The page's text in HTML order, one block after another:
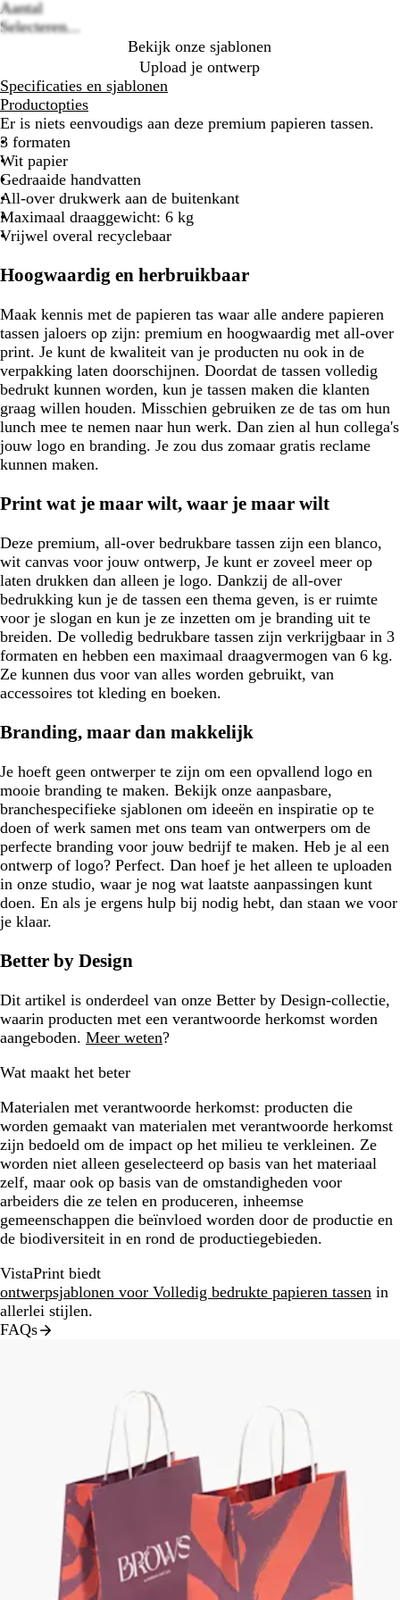
W
i
r
a
f
t
p
a
p
i
e
B
r
n
k
r
a
f
t
p
a
p
e
Aantal
Selecteren...
Bekijk onze sjablonen
Upload je ontwerp
Specificaties en sjablonen
Productopties
Er is niets eenvoudigs aan deze premium papieren tassen.
3 formaten
Wit papier
Gedraaide handvatten
All-over drukwerk aan de buitenkant
Maximaal draaggewicht: 6 kg
Vrijwel overal recyclebaar
Hoogwaardig en herbruikbaar
Maak kennis met de papieren tas waar alle andere papieren
tassen jaloers op zijn: premium en hoogwaardig met all-over
print. Je kunt de kwaliteit van je producten nu ook in de
verpakking laten doorschijnen. Doordat de tassen volledig
bedrukt kunnen worden, kun je tassen maken die klanten
graag willen houden. Misschien gebruiken ze de tas om hun
lunch mee te nemen naar hun werk. Dan zien al hun collega's
jouw logo en branding. Je zou dus zomaar gratis reclame
kunnen maken.
Print wat je maar wilt, waar je maar wilt
Deze premium, all-over bedrukbare tassen zijn een blanco,
wit canvas voor jouw ontwerp, Je kunt er zoveel meer op
laten drukken dan alleen je logo. Dankzij de all-over
bedrukking kun je de tassen een thema geven, is er ruimte
voor je slogan en kun je ze inzetten om je branding uit te
breiden. De volledig bedrukbare tassen zijn verkrijgbaar in 3
formaten en hebben een maximaal draagvermogen van 6 kg.
Ze kunnen dus voor van alles worden gebruikt, van
accessoires tot kleding en boeken.
Branding, maar dan makkelijk
Je hoeft geen ontwerper te zijn om een opvallend logo en
mooie branding te maken. Bekijk onze aanpasbare,
branchespecifieke sjablonen om ideeën en inspiratie op te
doen of werk samen met ons team van ontwerpers om de
perfecte branding voor jouw bedrijf te maken. Heb je al een
ontwerp of logo? Perfect. Dan hoef je het alleen te uploaden
in onze studio, waar je nog wat laatste aanpassingen kunt
doen. En als je ergens hulp bij nodig hebt, dan staan we voor
je klaar.
Better by Design
Dit artikel is onderdeel van onze Better by Design-collectie,
waarin producten met een verantwoorde herkomst worden
aangeboden. Meer weten?
Wat maakt het beter
Materialen met verantwoorde herkomst: producten die
worden gemaakt van materialen met verantwoorde herkomst
zijn bedoeld om de impact op het milieu te verkleinen. Ze
worden niet alleen geselecteerd op basis van het materiaal
zelf, maar ook op basis van de omstandigheden voor
arbeiders die ze telen en produceren, inheemse
gemeenschappen die beïnvloed worden door de productie en
de biodiversiteit in en rond de productiegebieden.
VistaPrint biedt
ontwerpsjablonen voor Volledig bedrukte papieren tassen in
allerlei stijlen.
FAQs